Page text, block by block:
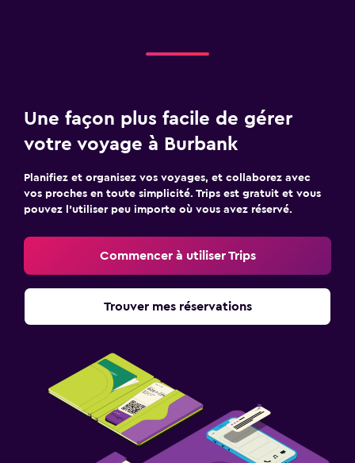
Une façon plus facile de gérer
votre voyage à Burbank
Planifiez et organisez vos voyages, et collaborez avec
vos proches en toute simplicité. Trips est gratuit et vous
pouvez l’utiliser peu importe où vous avez réservé.
Commencer à utiliser Trips
Trouver mes réservations